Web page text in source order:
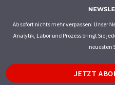
Ab sofort nichts mehr verpassen: Unser
Analytik, Labor und Prozess bringt Sie
neuesten
JETZT